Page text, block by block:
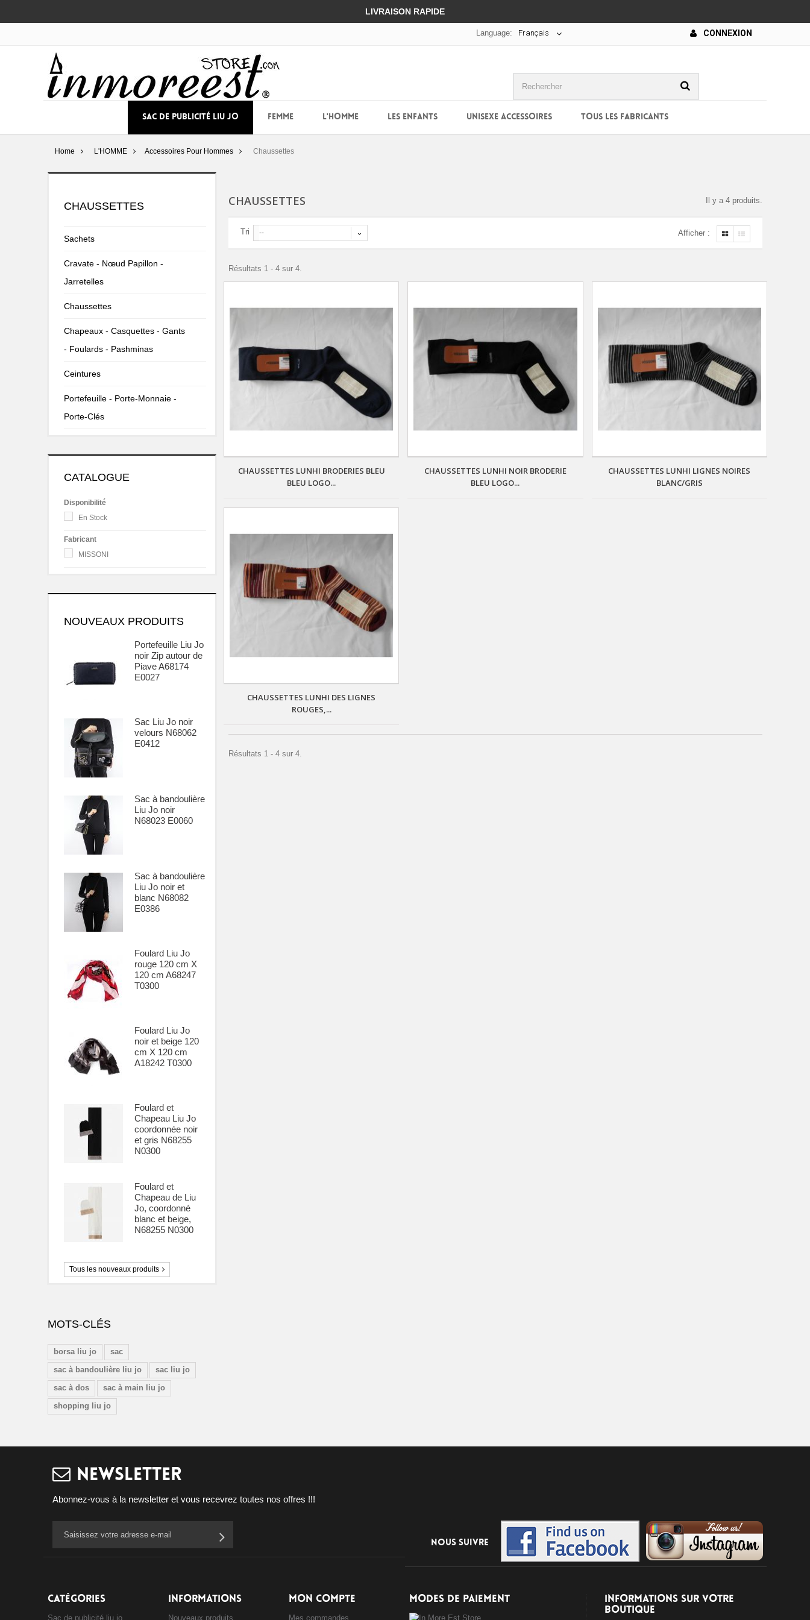
LIVRAISON RAPIDE
CONNEXION
Language: Français
SAC DE PUBLICITÉ LIU JO FEMME L'HOMME LES ENFANTS UNISEXE ACCESSOIRES TOUS LES FABRICANTS
Home L'HOMME Accessoires Pour Hommes Chaussettes
CHAUSSETTES
Sachets
Cravate - Nœud Papillon -
Jarretelles
Chaussettes
Chapeaux - Casquettes - Gants
- Foulards - Pashminas
Ceintures
Portefeuille - Porte-Monnaie -
Porte-Clés
CATALOGUE
Disponibilité
En Stock
Fabricant
MISSONI
NOUVEAUX PRODUITS
Portefeuille Liu Jo
noir Zip autour de
Piave A68174
E0027
Sac Liu Jo noir
velours N68062
E0412
Sac à bandoulière
Liu Jo noir
N68023 E0060
Sac à bandoulière
Liu Jo noir et
blanc N68082
E0386
Foulard Liu Jo
rouge 120 cm X
120 cm A68247
T0300
Foulard Liu Jo
noir et beige 120
cm X 120 cm
A18242 T0300
Foulard et
Chapeau Liu Jo
coordonnée noir
et gris N68255
N0300
Foulard et
Chapeau de Liu
Jo, coordonné
blanc et beige,
N68255 N0300
Tous les nouveaux produits
MOTS-CLÉS
borsa liu jo
sac
sac à bandoulière liu jo
sac liu jo
sac à dos
sac à main liu jo
shopping liu jo
CHAUSSETTES Il y a 4 produits.
Afficher :
Tri --
Résultats 1 - 4 sur 4.
CHAUSSETTES LUNHI BRODERIES BLEU
BLEU LOGO...
CHAUSSETTES LUNHI NOIR BRODERIE
BLEU LOGO...
CHAUSSETTES LUNHI LIGNES NOIRES
BLANC/GRIS
CHAUSSETTES LUNHI DES LIGNES
ROUGES,...
Résultats 1 - 4 sur 4.
NEWSLETTER
Abonnez-vous à la newsletter et vous recevrez toutes nos offres !!!
Nous suivre
CATÉGORIES
Sac de publicité liu jo
INFORMATIONS
Nouveaux produits
MON COMPTE
Mes commandes
MODES DE PAIEMENT
INFORMATIONS SUR VOTRE
BOUTIQUE